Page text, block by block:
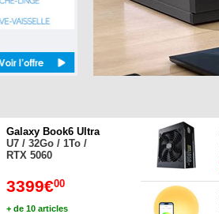
3399€00
+ de 10 articles
Galaxy Book6 Ultra
U7 / 32Go / 1To /
RTX 5060